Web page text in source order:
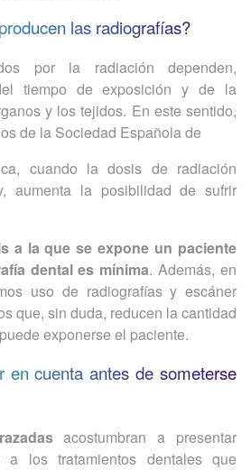
las radiografías?
por la radiación dependen,
tiempo de exposición y de la
y los tejidos. En este sentido,
de la Sociedad Española de
cuando la dosis de radiación
aumenta la posibilidad de sufrir
a la que se expone un paciente
dental es mínima. Además, en
uso de radiografías y escáner
que, sin duda, reducen la cantidad
exponerse el paciente.
en cuenta antes de someterse
acostumbran a presentar
a los tratamientos dentales que